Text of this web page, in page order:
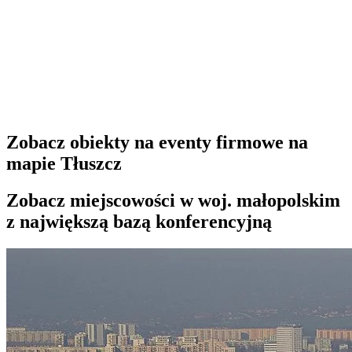
Zobacz obiekty na eventy firmowe na
mapie Tłuszcz
Zobacz miejscowości w woj. małopolskim
z największą bazą konferencyjną